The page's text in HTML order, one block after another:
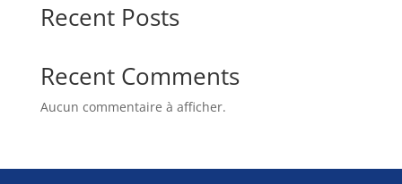
Recent Posts
Recent Comments
Aucun commentaire à afficher.